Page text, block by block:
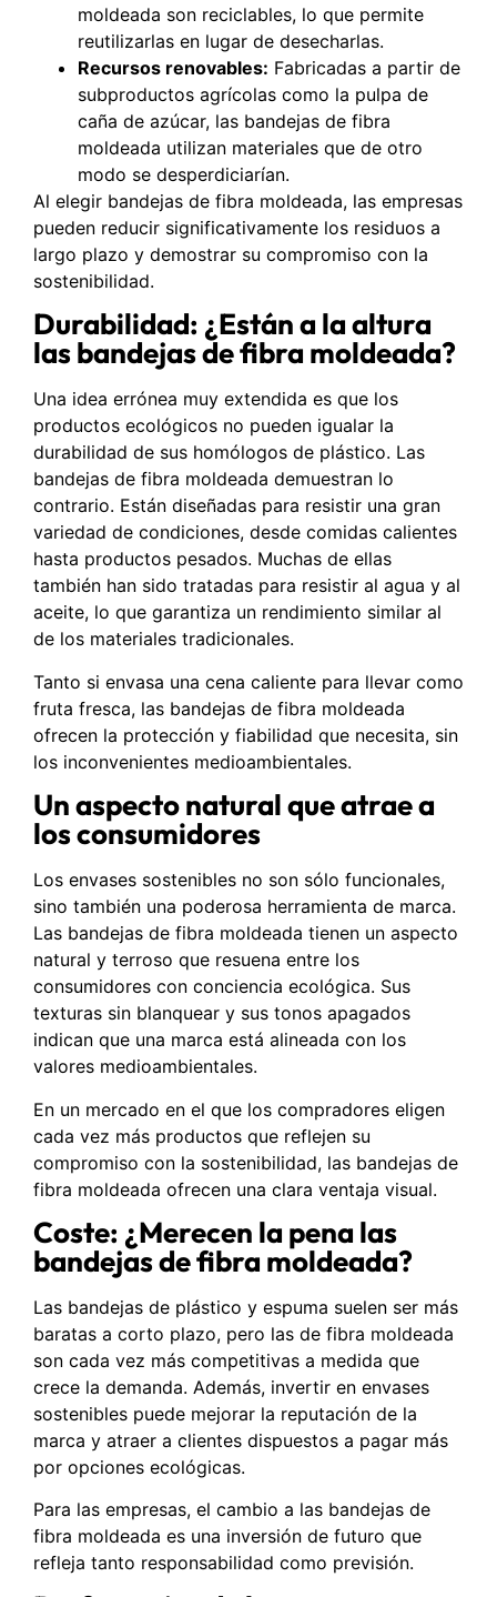
moldeada son reciclables, lo que permite
reutilizarlas en lugar de desecharlas.
Recursos renovables: Fabricadas a partir de
subproductos agrícolas como la pulpa de
caña de azúcar, las bandejas de fibra
moldeada utilizan materiales que de otro
modo se desperdiciarían.
Al elegir bandejas de fibra moldeada, las empresas
pueden reducir significativamente los residuos a
largo plazo y demostrar su compromiso con la
sostenibilidad.
Durabilidad: ¿Están a la altura
las bandejas de fibra moldeada?
Una idea errónea muy extendida es que los
productos ecológicos no pueden igualar la
durabilidad de sus homólogos de plástico. Las
bandejas de fibra moldeada demuestran lo
contrario. Están diseñadas para resistir una gran
variedad de condiciones, desde comidas calientes
hasta productos pesados. Muchas de ellas
también han sido tratadas para resistir al agua y al
aceite, lo que garantiza un rendimiento similar al
de los materiales tradicionales.
Tanto si envasa una cena caliente para llevar como
fruta fresca, las bandejas de fibra moldeada
ofrecen la protección y fiabilidad que necesita, sin
los inconvenientes medioambientales.
Un aspecto natural que atrae a
los consumidores
Los envases sostenibles no son sólo funcionales,
sino también una poderosa herramienta de marca.
Las bandejas de fibra moldeada tienen un aspecto
natural y terroso que resuena entre los
consumidores con conciencia ecológica. Sus
texturas sin blanquear y sus tonos apagados
indican que una marca está alineada con los
valores medioambientales.
En un mercado en el que los compradores eligen
cada vez más productos que reflejen su
compromiso con la sostenibilidad, las bandejas de
fibra moldeada ofrecen una clara ventaja visual.
Coste: ¿Merecen la pena las
bandejas de fibra moldeada?
Las bandejas de plástico y espuma suelen ser más
baratas a corto plazo, pero las de fibra moldeada
son cada vez más competitivas a medida que
crece la demanda. Además, invertir en envases
sostenibles puede mejorar la reputación de la
marca y atraer a clientes dispuestos a pagar más
por opciones ecológicas.
Para las empresas, el cambio a las bandejas de
fibra moldeada es una inversión de futuro que
refleja tanto responsabilidad como previsión.